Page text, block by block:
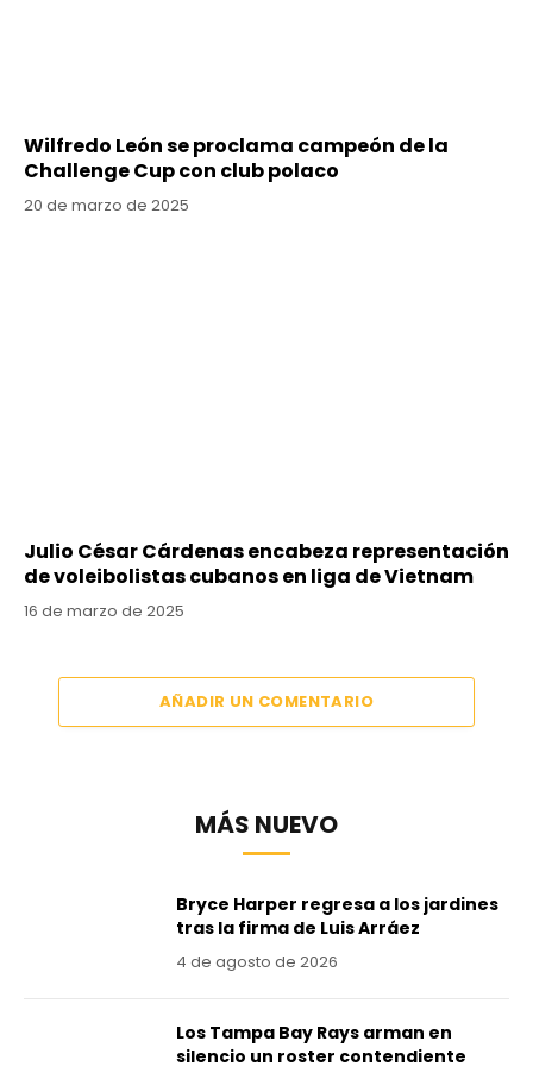
Wilfredo León se proclama campeón de la
Challenge Cup con club polaco
20 de marzo de 2025
Julio César Cárdenas encabeza representación
de voleibolistas cubanos en liga de Vietnam
16 de marzo de 2025
AÑADIR UN COMENTARIO
MÁS NUEVO
Bryce Harper regresa a los jardines
tras la firma de Luis Arráez
4 de agosto de 2026
Los Tampa Bay Rays arman en
silencio un roster contendiente